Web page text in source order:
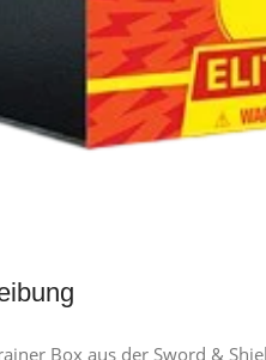
zum Vergrößern
Box aus der Sword &